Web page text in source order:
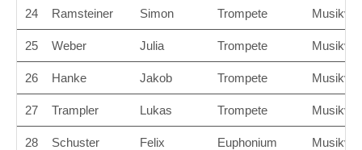
24 Ramsteiner Simon Trompete
25 Weber Julia Trompete
26 Hanke Jakob Trompete
27 Trampler Lukas Trompete
28 Schuster Felix Euphonium